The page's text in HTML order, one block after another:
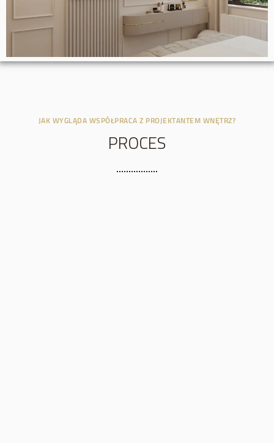
JAK WYGLĄDA WSPÓŁPRACA Z PROJEKTANTEM WNĘTRZ?
PROCES